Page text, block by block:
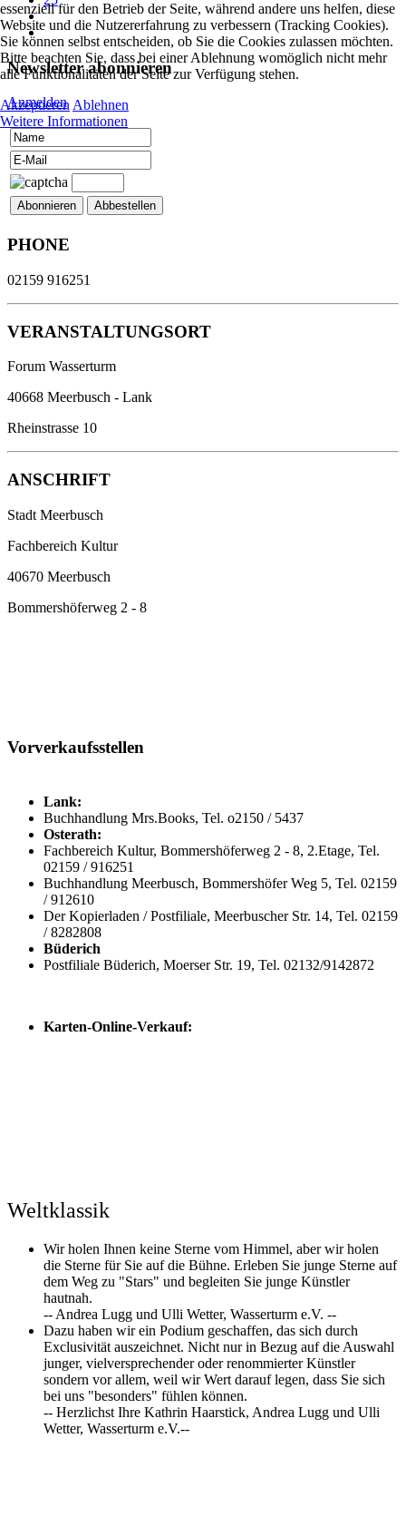
Newsletter abonnieren
Anmelden
PHONE
02159 916251
VERANSTALTUNGSORT
Forum Wasserturm
40668 Meerbusch - Lank
Rheinstrasse 10
ANSCHRIFT
Stadt Meerbusch
Fachbereich Kultur
40670 Meerbusch
Bommershöferweg 2 - 8
Vorverkaufsstellen
Lank:
Buchhandlung Mrs.Books, Tel. o2150 / 5437
Osterath:
Fachbereich Kultur, Bommershöferweg 2 - 8, 2.Etage, Tel.
02159 / 916251
Buchhandlung Meerbusch, Bommershöfer Weg 5, Tel. 02159
/ 912610
Der Kopierladen / Postfiliale, Meerbuscher Str. 14, Tel. 02159
/ 8282808
Büderich
Postfiliale Büderich, Moerser Str. 19, Tel. 02132/9142872
Karten-Online-Verkauf:
Weltklassik
Wir holen Ihnen keine Sterne vom Himmel, aber wir holen
die Sterne für Sie auf die Bühne. Erleben Sie junge Sterne auf
dem Weg zu "Stars" und begleiten Sie junge Künstler
hautnah.
-- Andrea Lugg und Ulli Wetter, Wasserturm e.V. --
Dazu haben wir ein Podium geschaffen, das sich durch
Exclusivität auszeichnet. Nicht nur in Bezug auf die Auswahl
junger, vielversprechender oder renommierter Künstler
sondern vor allem, weil wir Wert darauf legen, dass Sie sich
bei uns "besonders" fühlen können.
-- Herzlichst Ihre Kathrin Haarstick, Andrea Lugg und Ulli
Wetter, Wasserturm e.V.--
essenziell für den Betrieb der Seite, während andere uns helfen, diese
Website und die Nutzererfahrung zu verbessern (Tracking Cookies).
Sie können selbst entscheiden, ob Sie die Cookies zulassen möchten.
Bitte beachten Sie, dass bei einer Ablehnung womöglich nicht mehr
alle Funktionalitäten der Seite zur Verfügung stehen.
Akzeptieren Ablehnen
Weitere Informationen